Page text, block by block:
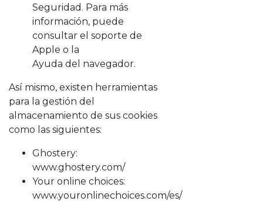
Seguridad. Para más
información, puede
consultar el soporte de
Apple o la
Ayuda del navegador.
Así mismo, existen herramientas
para la gestión del
almacenamiento de sus cookies
como las siguientes:
Ghostery:
www.ghostery.com/
Your online choices:
www.youronlinechoices.com/es/